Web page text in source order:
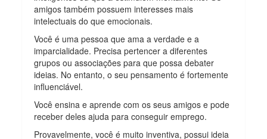
amigos também possuem interesses mais
intelectuais do que emocionais.
Você é uma pessoa que ama a verdade e a
imparcialidade. Precisa pertencer a diferentes
grupos ou associações para que possa debater
ideias. No entanto, o seu pensamento é fortemente
influenciável.
Você ensina e aprende com os seus amigos e pode
receber deles ajuda para conseguir emprego.
Provavelmente, você é muito inventiva, possui ideia